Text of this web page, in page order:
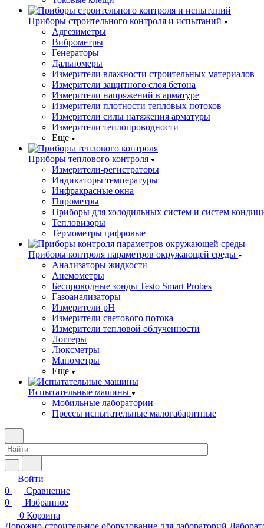
Приборы строительного контроля и испытаний
Адгезиметры
Виброметры
Генераторы
Дальномеры
Измерители влажности строительных материалов
Измерители защитного слоя бетона
Измерители напряжений в арматуре
Измерители плотности тепловых потоков
Измерители силы натяжения арматуры
Измерители теплопроводности
Еще
Приборы теплового контроля
Измерители-регистраторы
Индикаторы температуры
Инфракрасные окна
Пирометры
Приборы для холодильных систем и систем
Тепловизоры
Термометры цифровые
Приборы контроля параметров окружающей среды
Анализаторы жидкости
Анемометры
Беспроводные зонды Testo Smart Probes
Газоанализаторы
Измерители pH
Измерители светового потока
Измерители тепловой облученности
Логгеры
Люксметры
Манометры
Еще
Испытательные машины
Мобильные лаборатории
Прессы испытательные малогабаритные
Войти
0
Сравнение
0
Избранное
0 Корзина
Дорожно-строительное оборудование для лабораторий